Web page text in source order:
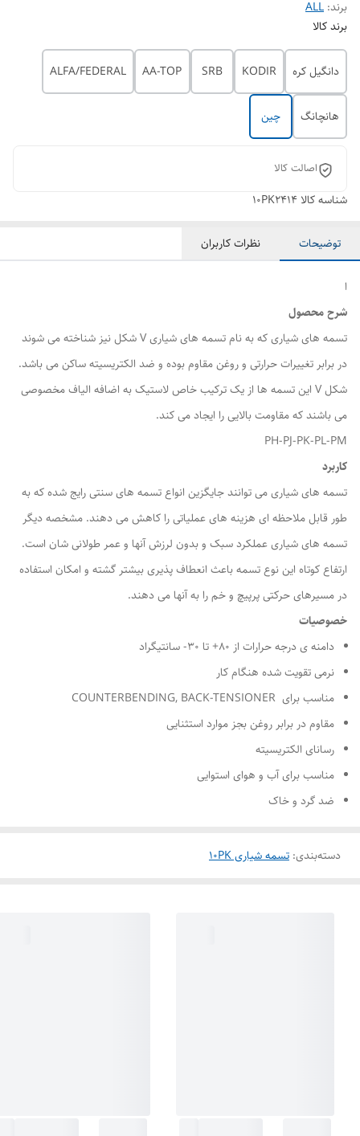
برند: ALL
برند کالا
دانگیل کره KODIR
SRB
AA-TOP
ALFA/FEDERAL
هانچانگ چین
اصالت کالا
شناسه کالا 10PK2414
توضیحات نظرات کاربران
ا
شرح محصول
تسمه های شیاری که به نام تسمه های شیاری V شکل نیز شناخته می شوند
در برابر تغییرات حرارتی و روغن مقاوم بوده و ضد الکتریسیته ساکن می باشد.
شکل V این تسمه ها از یک ترکیب خاص لاستیک به اضافه الیاف مخصوصی
می باشند که مقاومت بالایی را ایجاد می کند.
PH-PJ-PK-PL-PM
کاربرد
تسمه های شیاری می توانند جایگزین انواع تسمه های سنتی رایج شده که به
طور قابل ملاحظه ای هزینه های عملیاتی را کاهش می دهند. مشخصه دیگر
تسمه های شیاری عملکرد سبک و بدون لرزش آنها و عمر طولانی شان است.
ارتفاع کوتاه این نوع تسمه باعث انعطاف پذیری بیشتر گشته و امکان استفاده
در مسیرهای حرکتی پرپیچ و خم را به آنها می دهند.
خصوصیات
دامنه ی درجه حرارات از ۸۰+ تا ۳۰- سانتیگراد
نرمی تقویت شده هنگام کار
مناسب برای COUNTERBENDING, BACK-TENSIONER
مقاوم در برابر روغن بجز موارد استثنایی
رسانای الکتریسیته
مناسب برای آب و هوای استوایی
ضد گرد و خاک
دسته‌بندی: تسمه شیاری 10PK